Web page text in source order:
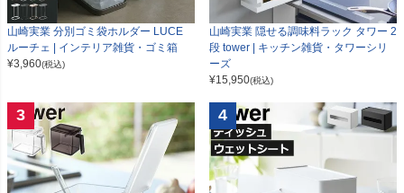
山崎実業 分別ゴミ袋ホルダー LUCE
ルーチェ | インテリア雑貨・ゴミ箱
¥3,960(税込)
山崎実業 隠せる調味料ラック タワー 2
段 tower | キッチン雑貨・タワーシリ
ーズ
¥15,950(税込)
3 4